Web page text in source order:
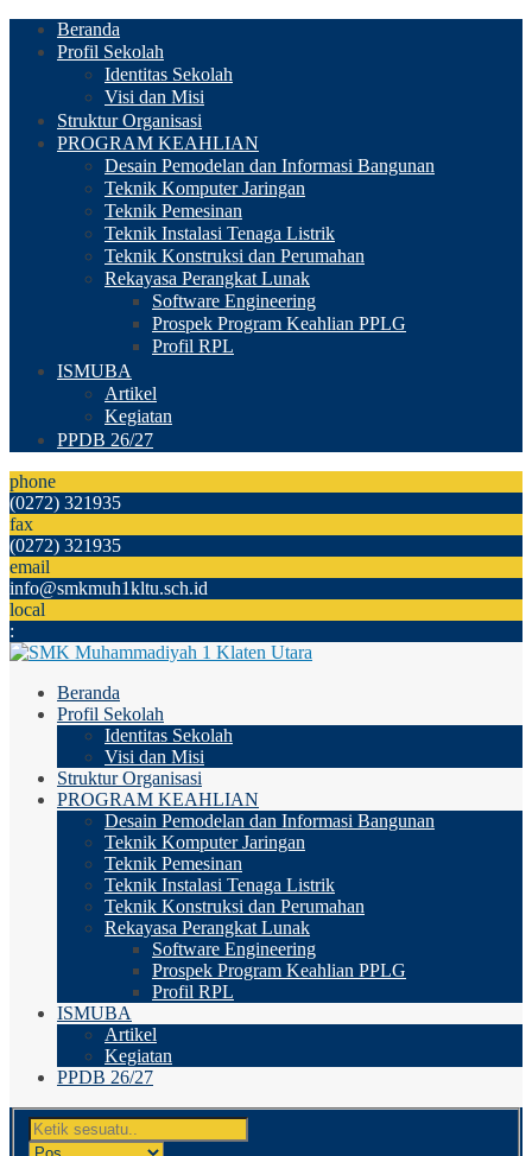
Beranda
Profil Sekolah
Identitas Sekolah
Visi dan Misi
Struktur Organisasi
PROGRAM KEAHLIAN
Desain Pemodelan dan Informasi Bangunan
Teknik Komputer Jaringan
Teknik Pemesinan
Teknik Instalasi Tenaga Listrik
Teknik Konstruksi dan Perumahan
Rekayasa Perangkat Lunak
Software Engineering
Prospek Program Keahlian PPLG
Profil RPL
ISMUBA
Artikel
Kegiatan
PPDB 26/27
phone
(0272) 321935
fax
(0272) 321935
email
info@smkmuh1kltu.sch.id
local
:
Beranda
Profil Sekolah
Identitas Sekolah
Visi dan Misi
Struktur Organisasi
PROGRAM KEAHLIAN
Desain Pemodelan dan Informasi Bangunan
Teknik Komputer Jaringan
Teknik Pemesinan
Teknik Instalasi Tenaga Listrik
Teknik Konstruksi dan Perumahan
Rekayasa Perangkat Lunak
Software Engineering
Prospek Program Keahlian PPLG
Profil RPL
ISMUBA
Artikel
Kegiatan
PPDB 26/27